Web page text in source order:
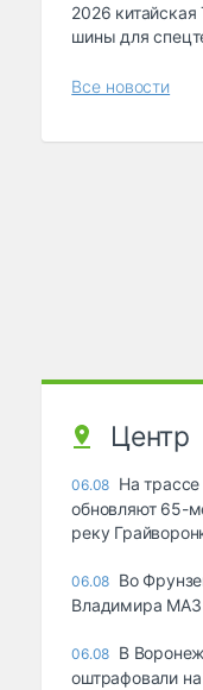
2026
шины для
Все новости
Центр
06.08 На
обновляют 65-
реку
06.08 Во
Владимира МАЗ
06.08 В
оштрафовали